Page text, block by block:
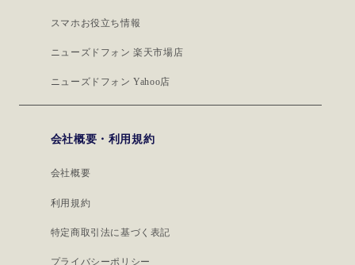
スマホお役立ち情報
ニューズドフォン 楽天市場店
ニューズドフォン Yahoo店
会社概要・利用規約
会社概要
利用規約
特定商取引法に基づく表記
プライバシーポリシー